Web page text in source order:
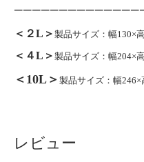
￣￣￣￣￣￣￣￣￣￣￣￣￣￣
＜２L＞ 製品サイズ：幅130×
＜４L＞ 製品サイズ：幅204×
＜10L＞ 製品サイズ：幅
レビュー